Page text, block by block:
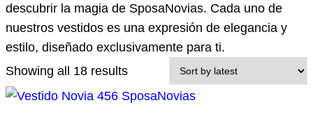
descubrir la magia de SposaNovias. Cada uno de
nuestros vestidos es una expresión de elegancia y
estilo, diseñado exclusivamente para ti.
Showing all 18 results